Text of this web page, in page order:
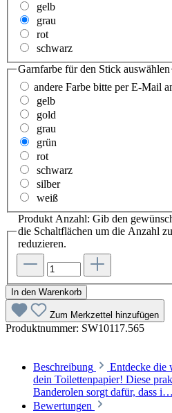
gelb
grau
rot
schwarz
Garnfarbe für den Stick auswählen
andere Farbe bitte per E-Mail
gelb
gold
grau
grün
rot
schwarz
silber
weiß
Produkt Anzahl: Gib den
die Schaltflächen um die Anzahl
reduzieren.
In den Warenkorb
Zum Merkzettel hinzufügen
Produktnummer: SW10117.565
Beschreibung
Entdecke die
dein Toilettenpapier! Diese
Banderolen sorgt dafür, dass i…
Bewertungen